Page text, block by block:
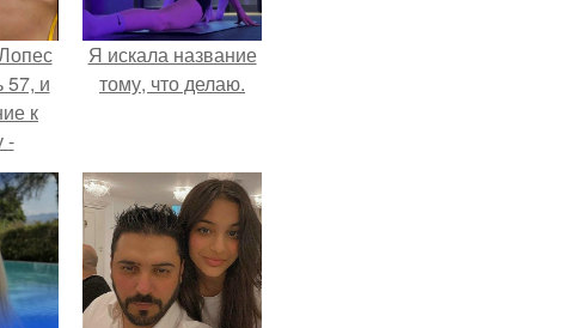
57, и
к
-
"не
я
Я искала название
тому, что делаю.